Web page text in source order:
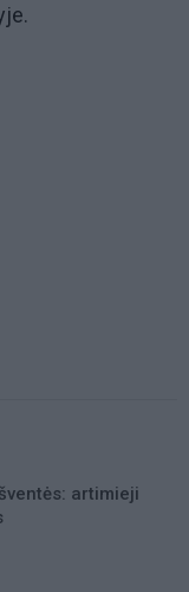
artimieji